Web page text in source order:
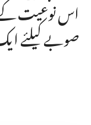
اس نوعیت
صوبے کیلئے